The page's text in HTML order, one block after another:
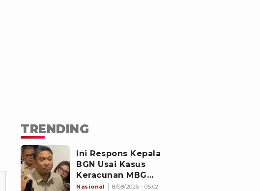
TRENDING
Ini Respons Kepala
BGN Usai Kasus
Keracunan MBG
Kembali Terjadi
Nasional 8/08/2026 - 05:02